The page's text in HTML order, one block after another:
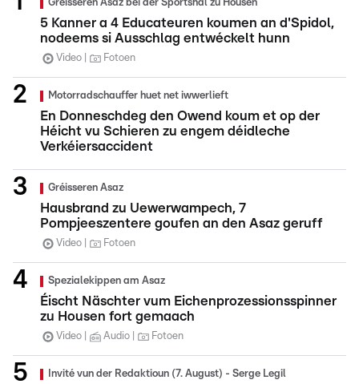
Gréisseren Asaz bei der Sportshal zu Housen
5 Kanner a 4 Educateuren koumen an d'Spidol,
nodeems si Ausschlag entwéckelt hunn
Video Fotoen
Motorradschauffer huet net iwwerlieft
En Donneschdeg den Owend koum et op der
Héicht vu Schieren zu engem déidleche
Verkéiersaccident
Gréisseren Asaz
Hausbrand zu Uewerwampech, 7
Pompjeeszentere goufen an den Asaz geruff
Video Fotoen
Spezialekippen am Asaz
Éischt Näschter vum Eichenprozessionsspinner
zu Housen fort gemaach
Video Audio Fotoen
Invité vun der Redaktioun (7. August) - Serge Legil